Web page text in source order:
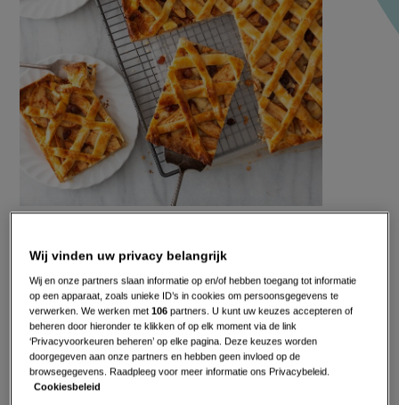
Gepubliceerd op: 15-09-20
Wij vinden uw privacy belangrijk
Wij en onze partners slaan informatie op en/of hebben toegang tot informatie
op een apparaat, zoals unieke ID’s in cookies om persoonsgegevens te
verwerken. We werken met106 partners. U kunt uw keuzes accepteren of
beheren door hieronder te klikken of op elk moment via de link
‘Privacyvoorkeuren beheren’ op elke pagina. Deze keuzes worden
doorgegeven aan onze partners en hebben geen invloed op de
browsegegevens. Raadpleeg voor meer informatie ons Privacybeleid.
Cookiesbeleid